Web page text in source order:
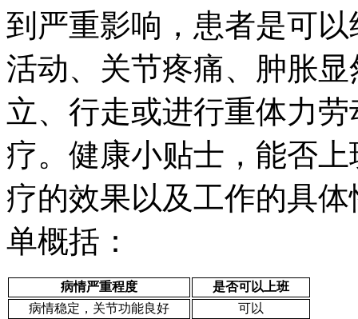
到严重影响，患者是可
活动、关节疼痛、肿胀
立、行走或进行重体力
疗。健康小贴士，能否
疗的效果以及工作的具
单概括：
病情严重程度
是否可以上班
病情稳定，关节功能良好
可以